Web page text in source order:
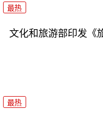
最热
文化和旅游部印发《
最热